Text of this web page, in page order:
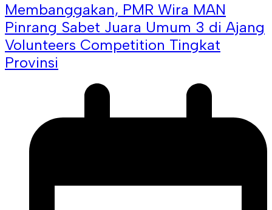
Membanggakan, PMR Wira MAN
Pinrang Sabet Juara Umum 3 di Ajang
Volunteers Competition Tingkat
Provinsi